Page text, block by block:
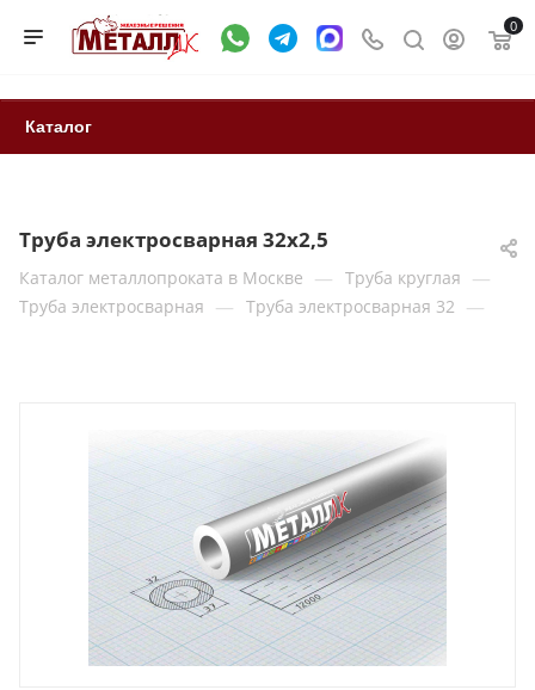
0
Каталог
Труба электросварная 32x2,5
Каталог металлопроката в Москве — Труба круглая —
Труба электросварная — Труба электросварная 32 —